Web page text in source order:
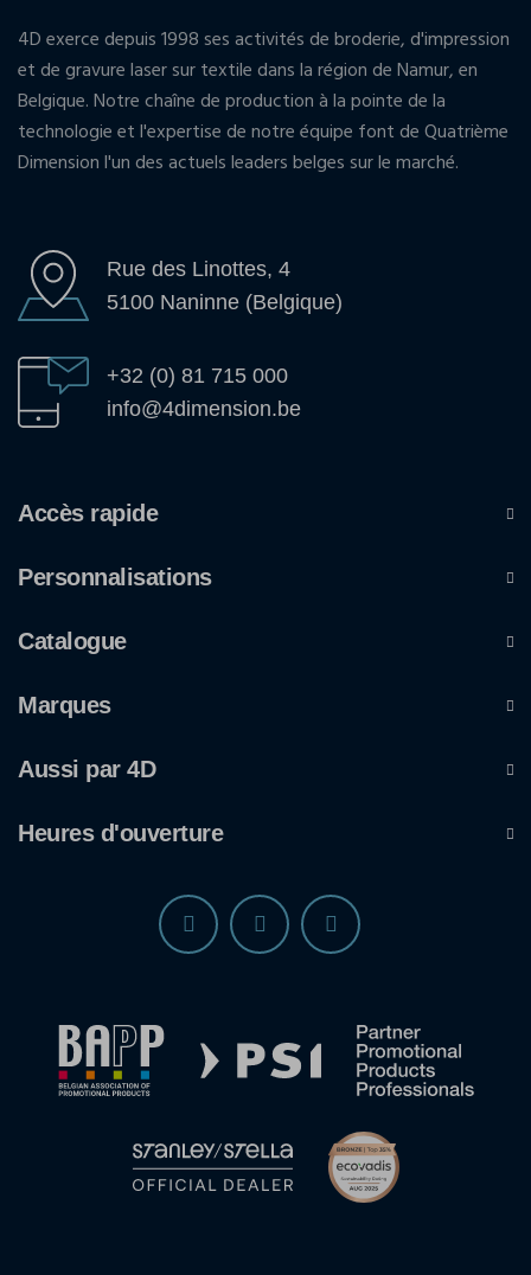
4D exerce depuis 1998 ses activités de broderie, d'impression
et de gravure laser sur textile dans la région de Namur, en
Belgique. Notre chaîne de production à la pointe de la
technologie et l'expertise de notre équipe font de Quatrième
Dimension l'un des actuels leaders belges sur le marché.
Rue des Linottes, 4
5100 Naninne (Belgique)
+32 (0) 81 715 000
info@4dimension.be
Accès rapide
Personnalisations
Catalogue
Marques
Aussi par 4D
Heures d'ouverture